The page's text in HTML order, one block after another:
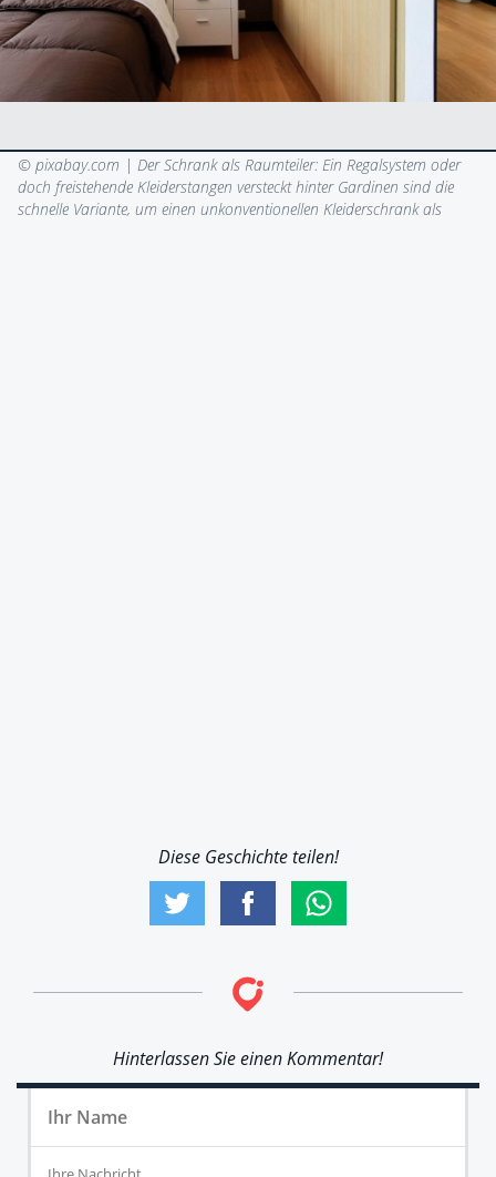
© pixabay.com | Der Schrank als Raumteiler: Ein Regalsystem oder
doch freistehende Kleiderstangen versteckt hinter Gardinen sind die
schnelle Variante, um einen unkonventionellen Kleiderschrank als
Diese Geschichte teilen!
Hinterlassen Sie einen Kommentar!